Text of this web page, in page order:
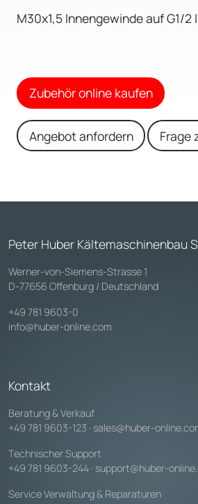
M30x1,5 Innengewinde auf G1/2
Zubehör online kaufen
Angebot anfordern Frage
Peter Huber Kältemaschinenbau
Werner-von-Siemens-Strasse 1
D-77656 Offenburg / Deutschland
+49 781 9603-0
info@huber-online.com
Kontakt
Beratung & Verkauf
+49 781 9603-123 · sales@huber-
Technischer Support
+49 781 9603-244 · support@huber-
Service Verwaltung & Reparaturen